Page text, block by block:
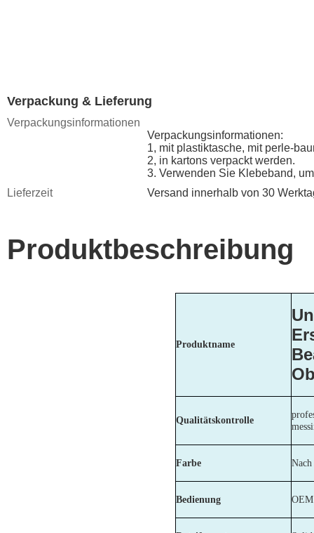
Verpackung & Lieferung
Verpackungsinformationen
Verpackungsinformationen:
1, mit plastiktasche, mit perle-
2, in kartons verpackt werden.
3. Verwenden Sie Klebeband,
Lieferzeit
Versand innerhalb von 30
Produktbeschreibung
Produktname
Qualitätskontrolle
Farbe
Bedienung